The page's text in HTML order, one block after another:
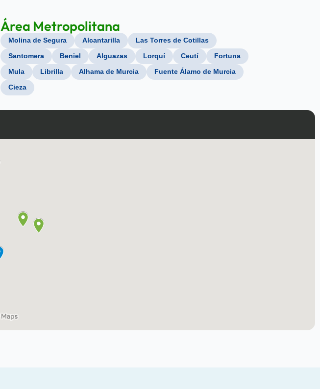
Área Metropolitana
Molina de Segura Alcantarilla Las Torres de Cotillas
Santomera Beniel Alguazas Lorquí Ceutí Fortuna
Mula Librilla Alhama de Murcia Fuente Álamo de Murcia
Cieza